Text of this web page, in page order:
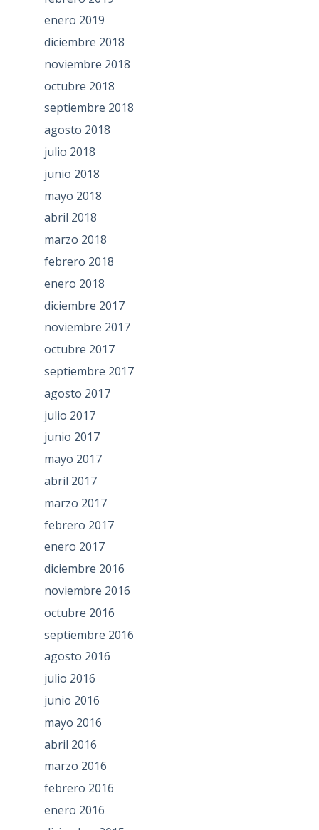
enero 2019
diciembre 2018
noviembre 2018
octubre 2018
septiembre 2018
agosto 2018
julio 2018
junio 2018
mayo 2018
abril 2018
marzo 2018
febrero 2018
enero 2018
diciembre 2017
noviembre 2017
octubre 2017
septiembre 2017
agosto 2017
julio 2017
junio 2017
mayo 2017
abril 2017
marzo 2017
febrero 2017
enero 2017
diciembre 2016
noviembre 2016
octubre 2016
septiembre 2016
agosto 2016
julio 2016
junio 2016
mayo 2016
abril 2016
marzo 2016
febrero 2016
enero 2016